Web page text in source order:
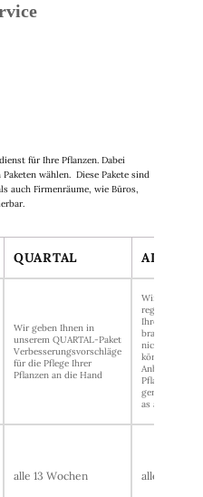
für Ihre Pflanzen. Dabei
wählen. Diese Pakete sind
auch Firmenräume, wie Büros,
QUARTAL ALL IN
Wir geben Ihnen in
unserem QUARTAL-Paket
Verbesserungsvorschläge
für die Pflege Ihrer
Pflanzen an die Hand
Wir kümmern
regelmäßig
Ihre Pflanzen.
brauchen sich
nichts sorgen
können den
Anblick Ihrer
Pflanzen
genießen:
as a Service
alle 13 Wochen alle 2